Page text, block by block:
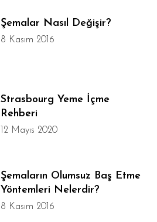
Şemalar Nasıl Değişir?
8 Kasım 2016
Strasbourg Yeme İçme
Rehberi
12 Mayıs 2020
Şemaların Olumsuz Baş Etme
Yöntemleri Nelerdir?
8 Kasım 2016